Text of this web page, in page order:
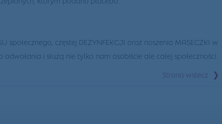
częstej DEZYNFEKCJI oraz noszenia MASECZKI w
i służą nie tylko nam osobiście ale całej społeczności.
Strona wstecz
❯